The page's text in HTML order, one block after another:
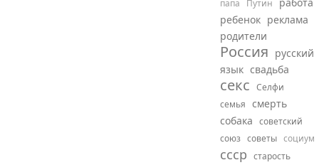
папа Путин
ребенок реклама
родители
Россия русский
язык свадьба
секс Селфи
семья смерть
собака советский
союз советы социум
ссср старость